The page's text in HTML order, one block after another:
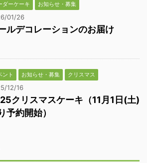
ダーケーキ お知らせ・募集
01/26
ルデコレーションのお届け
ント お知らせ・募集 クリスマス
12/16
クリスマスケーキ（11月1日(土)
予約開始）